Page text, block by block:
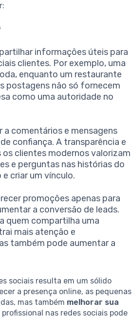
informações úteis para
clientes. Por exemplo, uma
enquanto um restaurante
postagens não só fornecem
como uma autoridade no
a comentários e mensagens
confiança. A transparência e
clientes modernos valorizam
e perguntas nas histórias do
criar um vínculo.
promoções apenas para
a conversão de leads.
quem compartilha uma
mais atenção e
também pode aumentar a
sociais resulta em um sólido
a presença online, as pequenas
mas também melhorar sua
nas redes sociais pode